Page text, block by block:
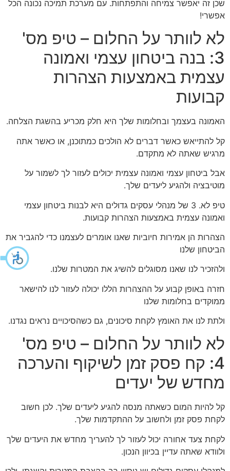
שכן זה יאפשר צמיחה והתפתחות. עם מערכת תמיכה נכונה הכל
אפשרי!
לא לוותר על החלום – טיפ מס'
3: בנה ביטחון עצמי ואמונה
עצמית באמצעות הצהרות
קבועות
האמונה בעצמך ובחלומות שלך היא חלק מכריע בהשגת הצלחה.
קל להתייאש כאשר דברים לא הולכים כמתוכנן, או כאשר אתה
מרגיש שאתה לא מתקדם.
אבל ביטחון עצמי ואמונה עצמית יכולים לעזור לך לשמור על
מוטיבציה ולהגיע ליעדים שלך.
טיפ לא. 3 של מנהלי עסקים גדולים היא לבנות ביטחון עצמי
ואמונה עצמית באמצעות הצהרות קבועות.
הצהרות הן אמירות חיוביות שאנו אומרים לעצמנו כדי להגביר את
הביטחון שלנו
ולהזכיר לנו שאנו מסוגלים להשיג את המטרות שלנו.
חזרה באופן קבוע על ההצהרות הללו יכולה לעזור לנו להישאר
ממוקדים בחלומות שלנו
ולתת לנו את האומץ לקחת סיכונים, גם כשהסיכויים נראים נגדנו.
לא לוותר על החלום – טיפ מס'
4: קח פסק זמן לשיקוף והערכה
מחדש של יעדים
קל להיות המום כשאתה מנסה להגיע ליעדים שלך. לכן חשוב
לקחת פסק זמן ולחשוב על ההתקדמות שלך.
לקחת צעד אחורה יכול לעזור לך להעריך מחדש את היעדים שלך
ולוודא שאתה עדיין בכיוון הנכון.